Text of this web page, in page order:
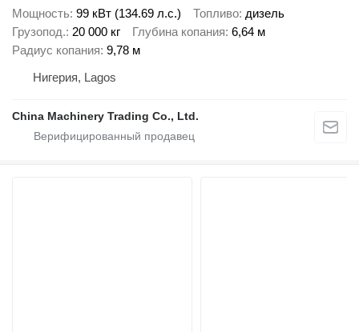
Мощность 99 кВт (134.69 л.с.) Топливо дизель
Грузопод. 20 000 кг Глубина копания 6,64 м
Радиус копания 9,78 м
Нигерия, Lagos
China Machinery Trading Co., Ltd.